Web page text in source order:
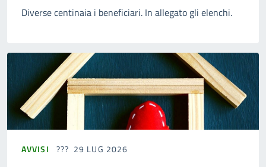
Diverse centinaia i beneficiari. In allegato gli elenchi.
AVVISI 29 LUG 2026